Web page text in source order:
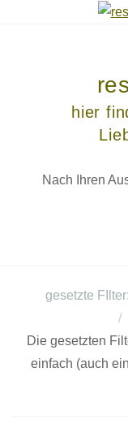
hier
Nach Ihren
gesetzte FIlter:
Die gesetzten
einfach (auch